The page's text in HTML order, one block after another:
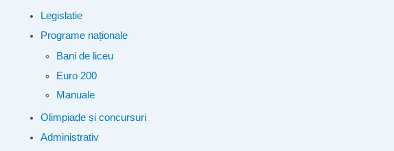
Legislatie
Programe naționale
Bani de liceu
Euro 200
Manuale
Olimpiade și concursuri
Administrativ